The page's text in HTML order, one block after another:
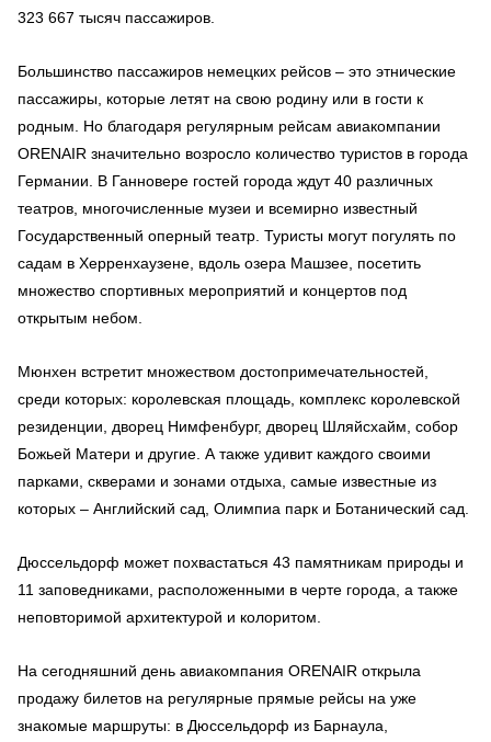
323 667 тысяч пассажиров.
Большинство пассажиров немецких рейсов – это этнические
пассажиры, которые летят на свою родину или в гости к
родным. Но благодаря регулярным рейсам авиакомпании
ORENAIR значительно возросло количество туристов в города
Германии. В Ганновере гостей города ждут 40 различных
театров, многочисленные музеи и всемирно известный
Государственный оперный театр. Туристы могут погулять по
садам в Херренхаузене, вдоль озера Машзее, посетить
множество спортивных мероприятий и концертов под
открытым небом.
Мюнхен встретит множеством достопримечательностей,
среди которых: королевская площадь, комплекс королевской
резиденции, дворец Нимфенбург, дворец Шляйсхайм, собор
Божьей Матери и другие. А также удивит каждого своими
парками, скверами и зонами отдыха, самые известные из
которых – Английский сад, Олимпиа парк и Ботанический сад.
Дюссельдорф может похвастаться 43 памятникам природы и
11 заповедниками, расположенными в черте города, а также
неповторимой архитектурой и колоритом.
На сегодняшний день авиакомпания ORENAIR открыла
продажу билетов на регулярные прямые рейсы на уже
знакомые маршруты: в Дюссельдорф из Барнаула,